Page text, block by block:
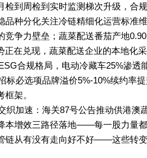
到周检到实时监测梯次升级，合
种分化关注冷链精细化运营标准
争力壁垒；蔬菜配送番茄产地
正在兑现，蔬菜配送企业的本地化
合规格局，电动冷藏车25%渗
必选项品牌溢价5%-10%续约率
架。
织加速：海关87号公告推动供港
本增效三路径落地——每一股力量
链从有没有走向好不好——这些转变